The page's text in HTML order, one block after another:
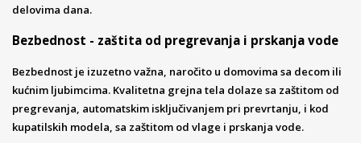
delovima dana.
Bezbednost - zaštita od pregrevanja i prskanja vode
Bezbednost je izuzetno važna, naročito u domovima sa decom ili
kućnim ljubimcima. Kvalitetna grejna tela dolaze sa zaštitom od
pregrevanja, automatskim isključivanjem pri prevrtanju, i kod
kupatilskih modela, sa zaštitom od vlage i prskanja vode.